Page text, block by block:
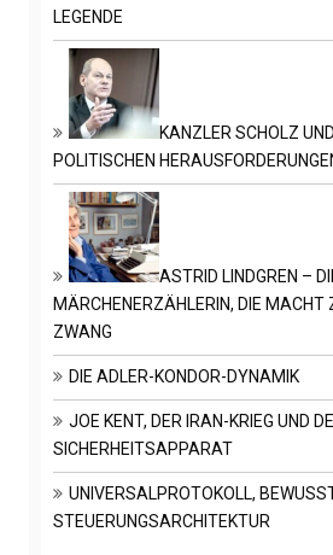
LEGENDE
KANZLER SCHOLZ
POLITISCHEN
ASTRID LINDGREN –
MÄRCHENERZÄHLERIN, DIE MACHT
ZWANG
DIE ADLER-KONDOR-DYNAMIK
JOE KENT, DER IRAN-KRIEG UND
SICHERHEITSAPPARAT
UNIVERSALPROTOKOLL,
STEUERUNGSARCHITEKTUR